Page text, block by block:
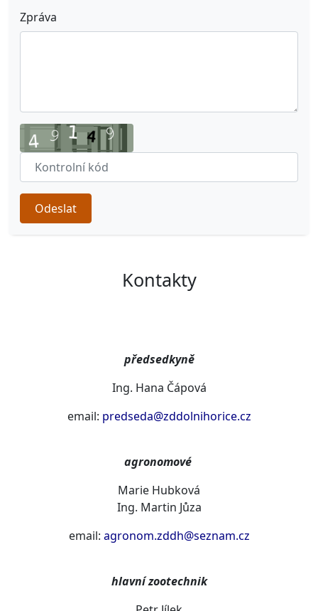
Zpráva
Odeslat
Kontakty
předsedkyně
Ing. Hana Čápová
email: predseda@zddolnihorice.cz
agronomové
Marie Hubková
Ing. Martin Jůza
email: agronom.zddh@seznam.cz
hlavní zootechnik